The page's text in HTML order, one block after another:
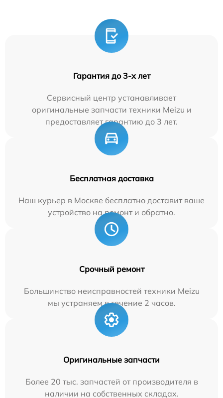
Гарантия до 3-х лет
Сервисный центр устанавливает
оригинальные запчасти техники Meizu и
предоставляет гарантию до 3 лет.
Бесплатная доставка
Наш курьер в Москве бесплатно доставит ваше
устройство на ремонт и обратно.
Срочный ремонт
Большинство неисправностей техники Meizu
мы устраняем в течение 2 часов.
Оригинальные запчасти
Более 20 тыс. запчастей от производителя в
наличии на собственных складах.